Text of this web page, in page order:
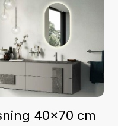
40x70 cm